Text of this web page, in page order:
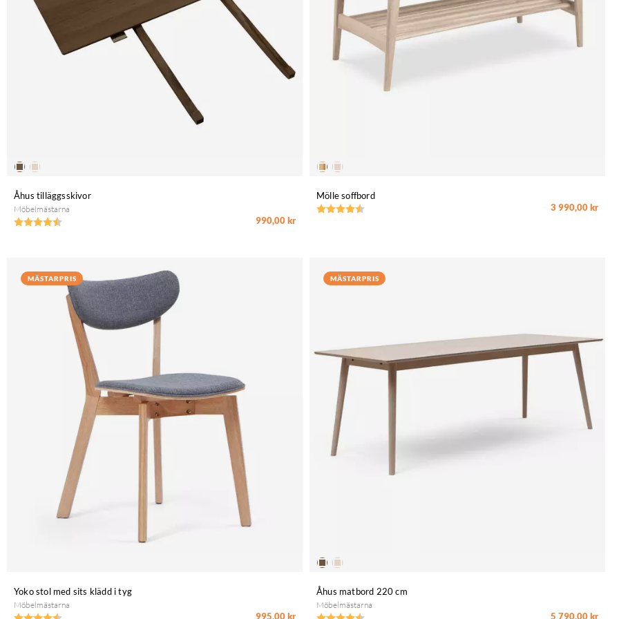
Åhus tilläggsskivor
Möbelmästarna
Betyg:
4.6 utav 5 stjärnor
990,00 kr
Mölle soffbord
Betyg:
4.7 utav 5 stjärnor
3 990,00 kr
MÄSTARPRIS
Yoko stol med sits klädd i tyg
Möbelmästarna
995,00 kr
MÄSTARPRIS
Åhus matbord 220 cm
Möbelmästarna
5 790,00 kr